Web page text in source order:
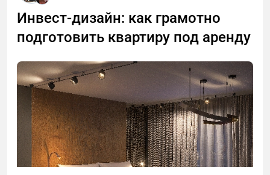
Инвест‑дизайн: как грамотно
подготовить квартиру под аренду